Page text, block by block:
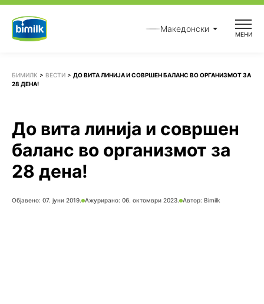
Skip
content
Македонски
МЕНИ
БИМИЛК > ВЕСТИ > ДО ВИТА ЛИНИЈА И СОВРШЕН БАЛАНС ВО ОРГАНИЗМОТ ЗА
28 ДЕНА!
До вита линија и совршен
баланс во организмот за
28 дена!
Објавено: 07. јуни 2019. Ажурирано: 06. октомври 2023. Автор: Bimilk